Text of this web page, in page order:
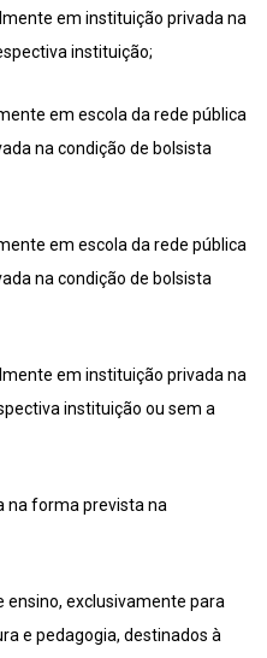
em instituição privada na
instituição;
em escola da rede pública
na condição de bolsista
em escola da rede pública
na condição de bolsista
em instituição privada na
instituição ou sem a
na forma prevista na
ensino, exclusivamente para
e pedagogia, destinados à